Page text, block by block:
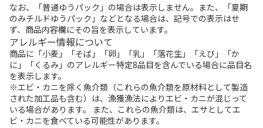
なお、「普通ゆうパック」の場合は表示しません。また、「夏期
のみチルドゆうパック」などとなる場合は、記号での表示はせ
ず、商品内容欄にその旨を表示しています。
アレルギー情報について
商品に「小麦」「そば」「卵」「乳」「落花生」「えび」「か
に」「くるみ」のアレルギー特定8品目を含んでいる場合に品目名
を表示します。
※エビ・カニを除く魚介類（これらの魚介類を原材料として製造
された加工品も含む）は、漁獲漁法によりエビ・カニが混じって
いる場合があります。 また、これらの魚介類は、エサとしてエ
ビ・カニを食べている可能性があります。